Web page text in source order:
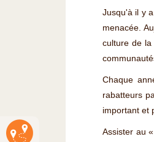
Jusqu'à il y
menacée.
culture de la
Chaque
rabatteurs
important et
Assister au «